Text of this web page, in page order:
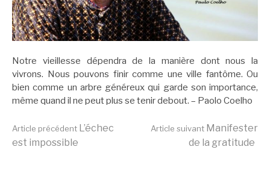
Notre vieillesse dépendra de la manière dont nous la
vivrons. Nous pouvons finir comme une ville fantôme. Ou
bien comme un arbre généreux qui garde son importance,
même quand il ne peut plus se tenir debout. – Paolo Coelho
Lire
Article précédent L’échec
est impossible
Article suivant Manifester
de la gratitude